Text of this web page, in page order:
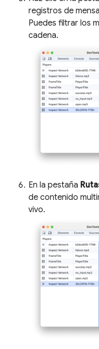
registros de
Puedes filtrar los
cadena.
En la pestaña
de contenido
vivo.